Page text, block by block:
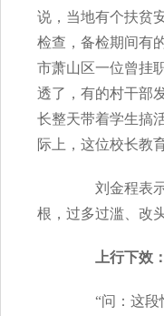
说，当地有个扶贫
检查，备检期间有
市萧山区一位曾挂
透了，有的村干部
长整天带着学生搞
际上，这位校长教
刘金程表示
根，过多过滥、改
上行下效
“问：这段忙